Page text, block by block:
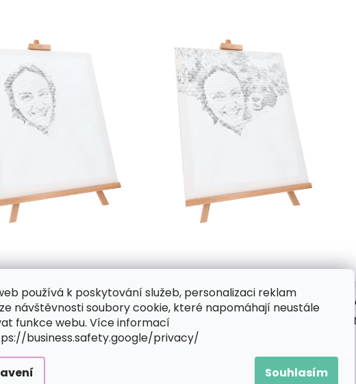
používá k poskytování služeb, personalizaci reklam
návštěvnosti soubory cookie, které napomáhají neustále
funkce webu. Více informací
business.safety.google/privacy/
Souhlasím
až stovky různě velkých předtištěných kroužků, která je
bude nutné do plátna trochu víc zatlačit a celý kroužek
svůj motiv. Jakmile se ale začne rýsovat, zaplaví vás